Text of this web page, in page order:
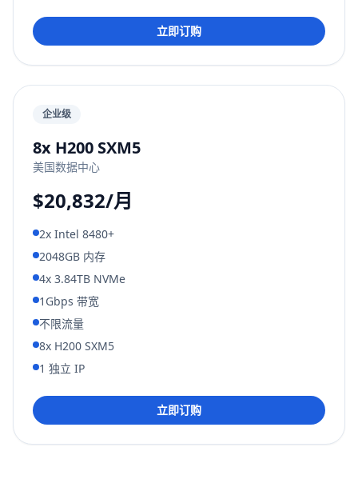
立即订购
企业级
8x H200 SXM5
美国数据中心
$20,832/月
2x Intel 8480+
2048GB 内存
4x 3.84TB NVMe
1Gbps 带宽
不限流量
8x H200 SXM5
1 独立 IP
立即订购